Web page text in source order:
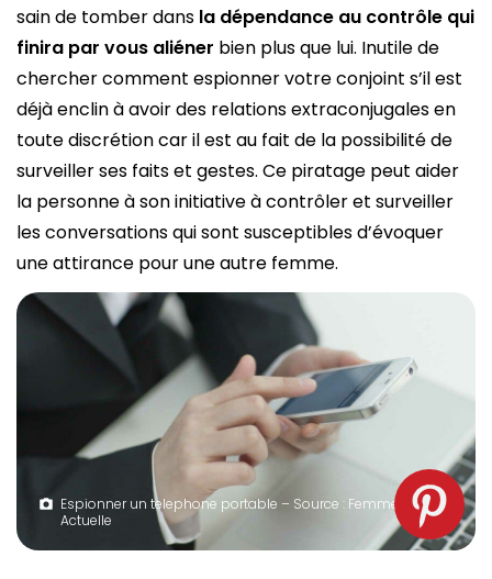
sain de tomber dans la dépendance au contrôle qui
finira par vous aliéner bien plus que lui. Inutile de
chercher comment espionner votre conjoint s’il est
déjà enclin à avoir des relations extraconjugales en
toute discrétion car il est au fait de la possibilité de
surveiller ses faits et gestes. Ce piratage peut aider
la personne à son initiative à contrôler et surveiller
les conversations qui sont susceptibles d’évoquer
une attirance pour une autre femme.
Espionner un telephone portable – Source : Femme
Actuelle